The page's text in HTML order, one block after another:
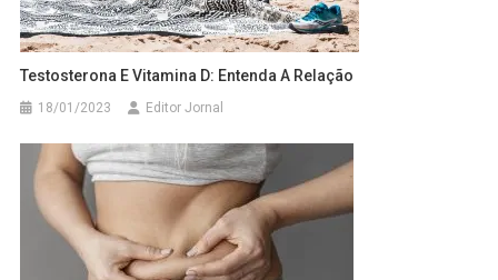
Testosterona E Vitamina D: Entenda A Relação
18/01/2023 Editor Jornal